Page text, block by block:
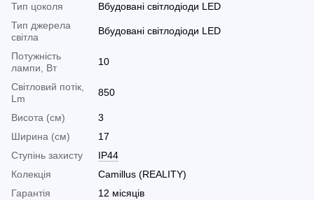
Тип цоколя
Вбудовані світлодіоди LED
Тип джерела
світла
Вбудовані світлодіоди LED
Потужність
лампи, Вт
10
Світловий потік,
Lm
850
Висота (см)
3
Ширина (см)
17
Ступінь захисту
IP44
Колекція
Camillus (REALITY)
Гарантія
12 місяців